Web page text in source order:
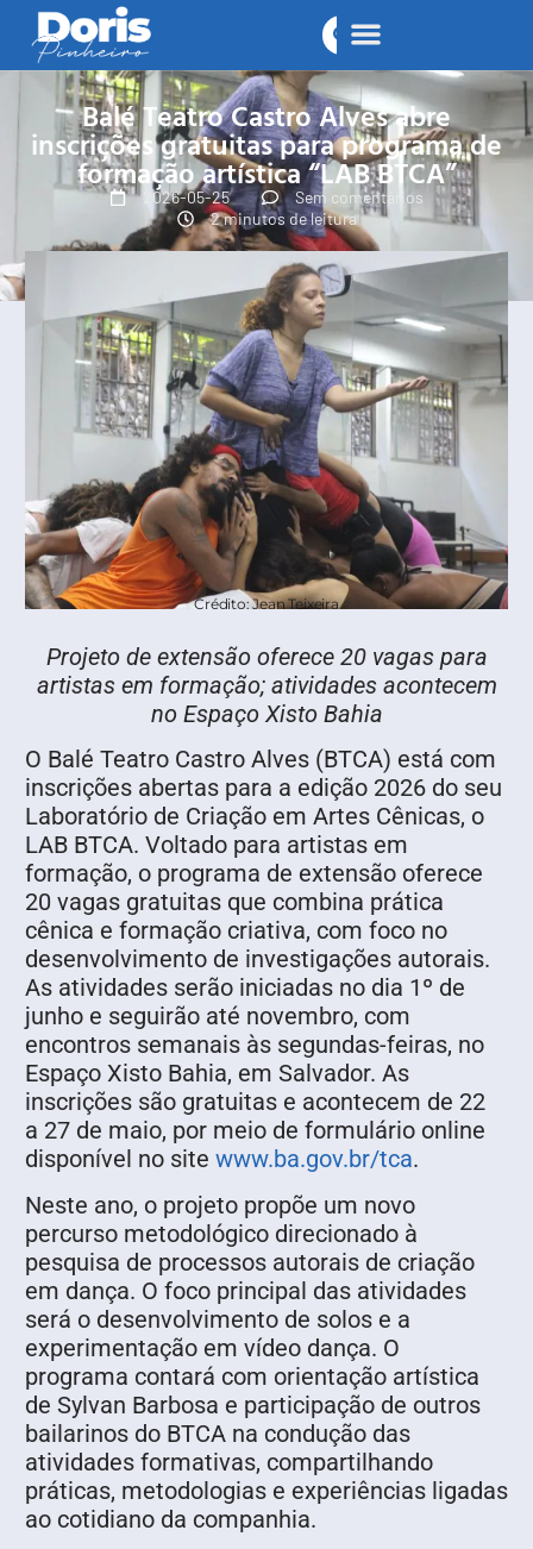
Balé Teatro Castro Alves abre
inscrições gratuitas para programa de
formação artística “LAB BTCA”
2026-05-25
Sem comentários
2 minutos de leitura
Crédito: Jean Teixeira
Projeto de extensão oferece 20 vagas para
artistas em formação; atividades acontecem
no Espaço Xisto Bahia
O Balé Teatro Castro Alves (BTCA) está com
inscrições abertas para a edição 2026 do seu
Laboratório de Criação em Artes Cênicas, o
LAB BTCA. Voltado para artistas em
formação, o programa de extensão oferece
20 vagas gratuitas que combina prática
cênica e formação criativa, com foco no
desenvolvimento de investigações autorais.
As atividades serão iniciadas no dia 1º de
junho e seguirão até novembro, com
encontros semanais às segundas-feiras, no
Espaço Xisto Bahia, em Salvador. As
inscrições são gratuitas e acontecem de 22
a 27 de maio, por meio de formulário online
disponível no site www.ba.gov.br/tca.
Neste ano, o projeto propõe um novo
percurso metodológico direcionado à
pesquisa de processos autorais de criação
em dança. O foco principal das atividades
será o desenvolvimento de solos e a
experimentação em vídeo dança. O
programa contará com orientação artística
de Sylvan Barbosa e participação de outros
bailarinos do BTCA na condução das
atividades formativas, compartilhando
práticas, metodologias e experiências ligadas
ao cotidiano da companhia.